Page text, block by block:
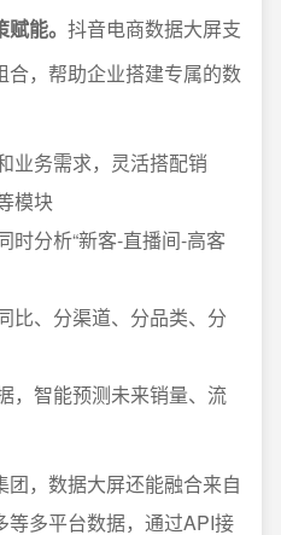
能。 抖音电商数据大屏支
，帮助企业搭建专属的数
业务需求，灵活搭配销
模块
时分析“新客-直播间-高客
比、分渠道、分品类、分
，智能预测未来销量、流
，数据大屏还能融合来自
等多平台数据，通过API接